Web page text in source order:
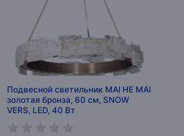
Подвесной светильник MAI HE MAI
золотая бронза, 60 см, SNOW
VERS, LED, 40 Вт